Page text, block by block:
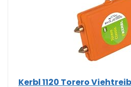
Kerbl 1120 Torero